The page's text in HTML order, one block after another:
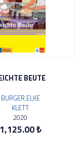
BEUTE
BURGER,ELKE
KLETT
2020
1,125.00 ₺